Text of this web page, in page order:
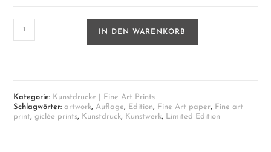
Papier
Menge
IN DEN WARENKORB
Kategorie: Kunstdrucke | Fine Art Prints
Schlagwörter:artwork,Auflage, Edition, Fine Art paper, Fine art
print,giclée prints, Kunstdruck, Kunstwerk, Limited Edition